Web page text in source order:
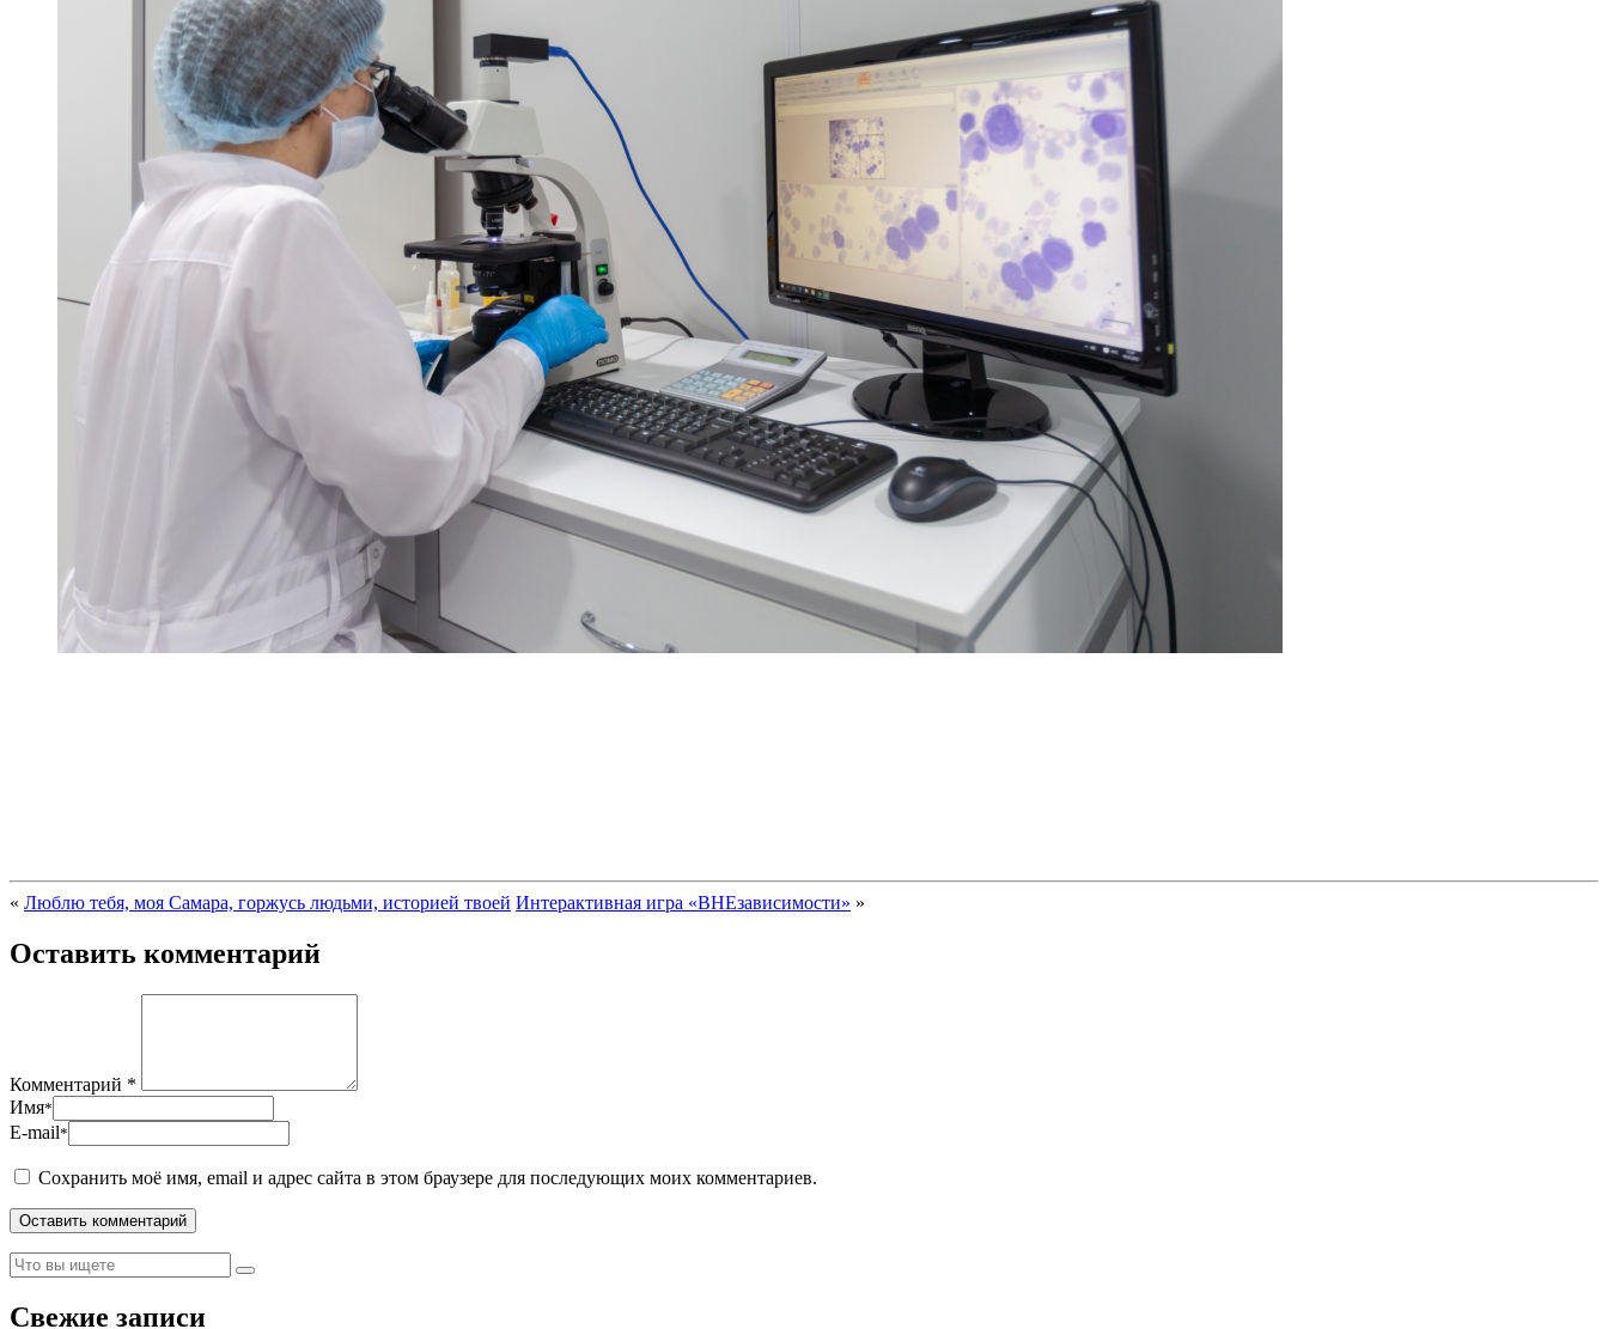
« Люблю тебя, моя Самара, горжусь людьми, историей твоей Интерактивная игра «ВНЕзависимости» »
Оставить комментарий
Комментарий *
Имя*
E-mail*
Сохранить моё имя, email и адрес сайта в этом браузере для последующих моих комментариев.
Свежие записи